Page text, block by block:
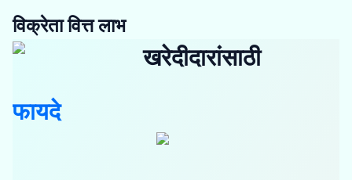
विक्रेता वित्त लाभ
खरेदीदारांसाठी
फायदे